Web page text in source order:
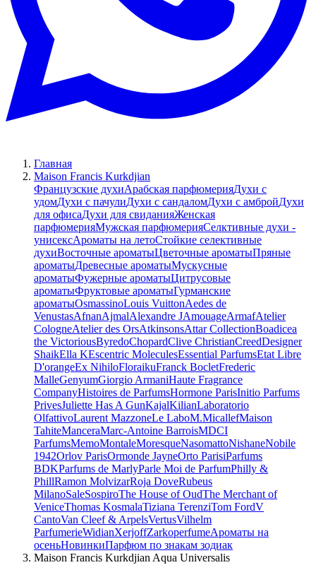
Главная
Maison Francis Kurkdjian
Французские духиАрабская парфюмерияДухи с
удомДухи с пачулиДухи с сандаломДухи с амбройДухи
для офисаДухи для свиданияЖенская
парфюмерияМужская парфюмерияСелктивные духи -
унисексАроматы на летоСтойкие селективные
духиВосточные ароматыЦветочные ароматыПряные
ароматыДревесные ароматыМускусные
ароматыФужерные ароматыЦитрусовые
ароматыФруктовые ароматыГурманские
ароматыOsmassinoLouis VuittonAedes de
VenustasAfnanAjmalAlexandre JAmouageArmafAtelier
CologneAtelier des OrsAtkinsonsAttar CollectionBoadicea
the VictoriousByredoChopardClive ChristianCreedDesigner
ShaikElla KEscentric MoleculesEssential ParfumsEtat Libre
D'orangeEx NihiloFloraikuFranck BocletFrederic
MalleGenyumGiorgio ArmaniHaute Fragrance
CompanyHistoires de ParfumsHormone ParisInitio Parfums
PrivesJuliette Has A GunKajalKilianLaboratorio
OlfattivoLaurent MazzoneLe LaboM.MicallefMaison
TahiteManceraMarc-Antoine BarroisMDCI
ParfumsMemoMontaleMoresqueNasomattoNishaneNobile
1942Orlov ParisOrmonde JayneOrto ParisiParfums
BDKParfums de MarlyParle Moi de ParfumPhilly &
PhillRamon MolvizarRoja DoveRubeus
MilanoSaleSospiroThe House of OudThe Merchant of
VeniceThomas KosmalaTiziana TerenziTom FordV
CantoVan Cleef & ArpelsVertusVilhelm
ParfumerieWidianXerjoffZarkoperfumeАроматы на
осеньНовинкиПарфюм по знакам зодиак
Maison Francis Kurkdjian Aqua Universalis